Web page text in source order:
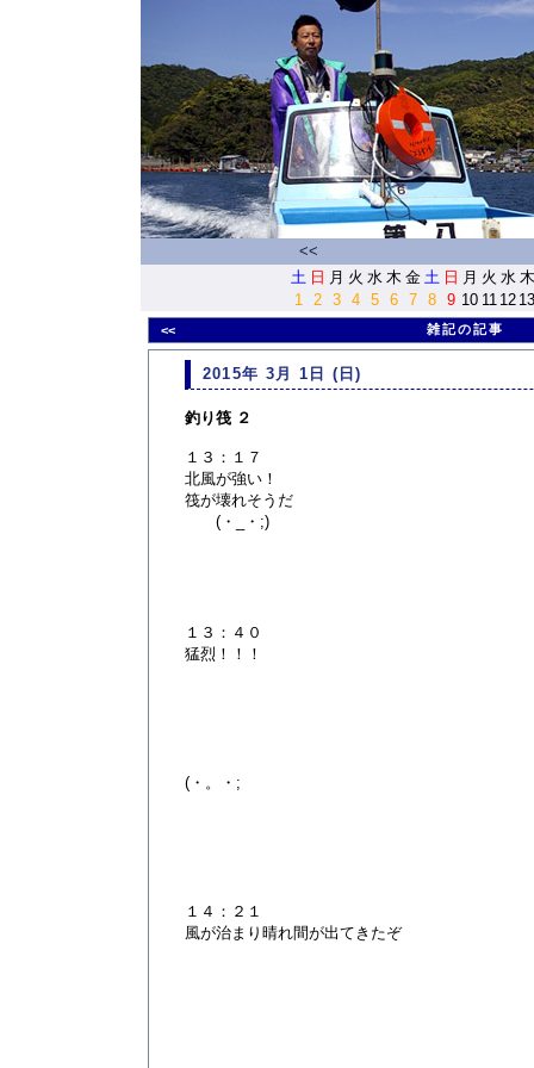
<<
土 日 月 火 水 木 金 土 日 月 火 水 木
1
2 3 4 5 6 7 8 9 10 11 12 13
<< 雑記の記事
2015年 3月 1日 (日)
釣り筏 ２
１３：１７
北風が強い！
筏が壊れそうだ
(・_・;)
１３：４０
猛烈！！！
(・。・;
１４：２１
風が治まり晴れ間が出てきたぞ